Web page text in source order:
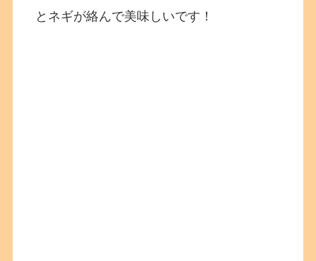
とネギが絡んで美味しいです！